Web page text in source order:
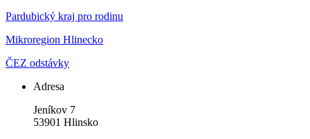
Pardubický kraj pro rodinu
Mikroregion Hlinecko
ČEZ odstávky
Adresa
Jeníkov 7
53901 Hlinsko